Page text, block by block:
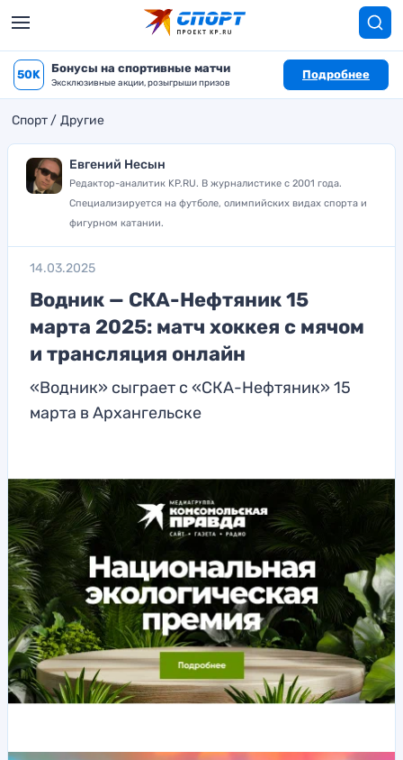
50K Бонусы на спортивные матчи
Эксклюзивные акции, розыгрыши призов
Подробнее
Спорт Другие
Евгений Несын
Редактор-аналитик KP.RU. В журналистике с 2001 года.
Специализируется на футболе, олимпийских видах спорта и
фигурном катании.
14.03.2025
Водник — СКА-Нефтяник 15
марта 2025: матч хоккея с мячом
и трансляция онлайн
«Водник» сыграет с «СКА-Нефтяник» 15
марта в Архангельске